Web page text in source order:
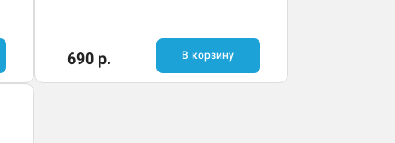
690 р. В корзину